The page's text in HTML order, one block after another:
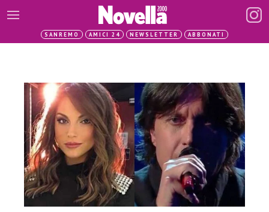
SANREMO AMICI 24 NEWSLETTER ABBONATI